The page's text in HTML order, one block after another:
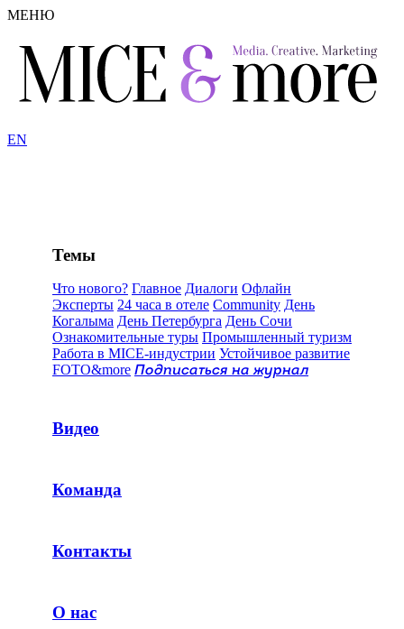
МЕНЮ
EN
Темы
Что нового? Главное Диалоги Офлайн
Эксперты 24 часа в отеле Community День
Когалыма День Петербурга День Сочи
Ознакомительные туры Промышленный туризм
Работа в MICE-индустрии Устойчивое развитие
FOTO&more Подписаться на журнал
Видео
Команда
Контакты
О нас